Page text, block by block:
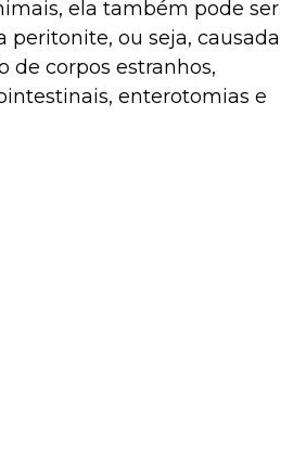
ela também pode ser
peritonite, ou seja, causada
de corpos estranhos,
enterotomias e